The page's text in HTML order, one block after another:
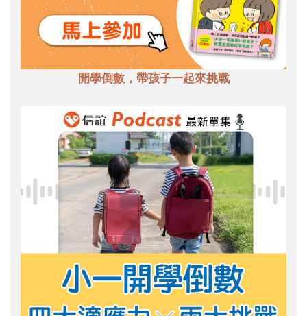
開學倒數，帶孩子一起來挑戰